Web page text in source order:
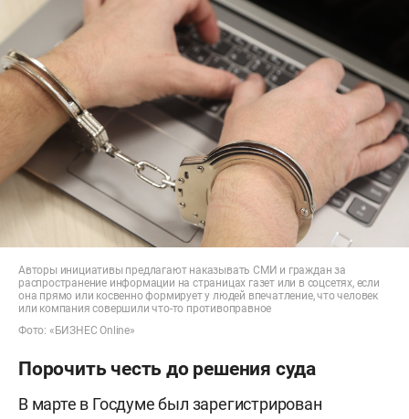
Авторы инициативы предлагают наказывать СМИ и граждан за
распространение информации на страницах газет или в соцсетях, если
она прямо или косвенно формирует у людей впечатление, что человек
или компания совершили что-то противоправное
Фото: «БИЗНЕС Online»
Порочить честь до решения суда
В марте в Госдуме был зарегистрирован